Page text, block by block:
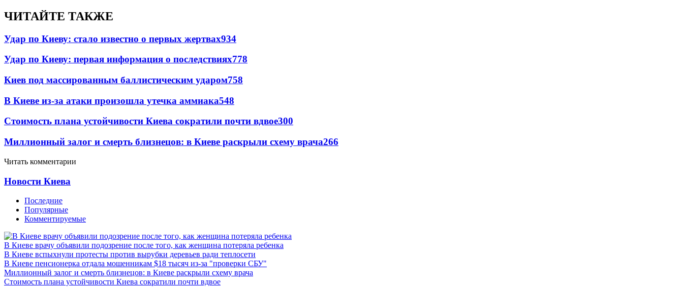
ЧИТАЙТЕ ТАКЖЕ
Удар по Киеву: стало известно о первых жертвах934
Удар по Киеву: первая информация о последствиях778
Киев под массированным баллистическим ударом758
В Киеве из-за атаки произошла утечка аммиака548
Стоимость плана устойчивости Киева сократили почти вдвое300
Миллионный залог и смерть близнецов: в Киеве раскрыли схему врача266
Читать комментарии
Новости Киева
Последние
Популярные
Комментируемые
В Киеве врачу объявили подозрение после того, как женщина потеряла ребенка
В Киеве вспыхнули протесты против вырубки деревьев ради теплосети
В Киеве пенсионерка отдала мошенникам $18 тысяч из-за "проверки СБУ"
Миллионный залог и смерть близнецов: в Киеве раскрыли схему врача
Стоимость плана устойчивости Киева сократили почти вдвое